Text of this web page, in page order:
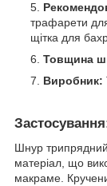
трафарети
щітка для
Товщина
Виробник:
Шнур
матеріал, що
макраме.